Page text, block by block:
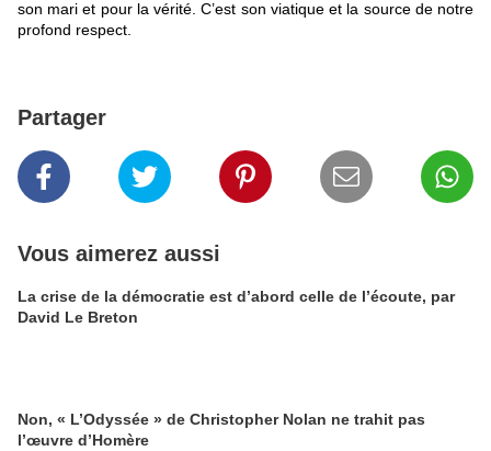
son mari et pour la vérité. C’est son viatique et la source de notre
profond respect.
Partager
Vous aimerez aussi
La crise de la démocratie est d’abord celle de l’écoute, par
David Le Breton
Non, « L’Odyssée » de Christopher Nolan ne trahit pas
l’œuvre d’Homère